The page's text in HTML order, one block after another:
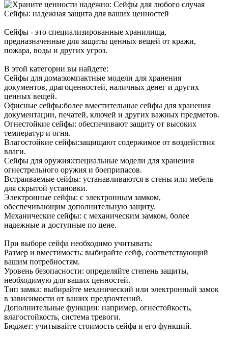
Сейфы: надежная защита для ваших ценностей
Сейфы - это специализированные хранилища,
предназначенные для защиты ценных вещей от кражи,
пожара, воды и других угроз.
В этой категории вы найдете:
Сейфы для дома:компактные модели для хранения
документов, драгоценностей, наличных денег и других
ценных вещей.
Офисные сейфы:более вместительные сейфы для хранения
документации, печатей, ключей и других важных предметов.
Огнестойкие сейфы: обеспечивают защиту от высоких
температур и огня.
Влагостойкие сейфы:защищают содержимое от воздействия
влаги.
Сейфы для оружия:специальные модели для хранения
огнестрельного оружия и боеприпасов.
Встраиваемые сейфы: устанавливаются в стены или мебель
для скрытой установки.
Электронные сейфы: с электронным замком,
обеспечивающим дополнительную защиту.
Механические сейфы: с механическим замком, более
надежные и доступные по цене.
При выборе сейфа необходимо учитывать:
Размер и вместимость: выбирайте сейф, соответствующий
вашим потребностям.
Уровень безопасности: определяйте степень защиты,
необходимую для ваших ценностей.
Тип замка: выбирайте механический или электронный замок
в зависимости от ваших предпочтений.
Дополнительные функции: например, огнестойкость,
влагостойкость, система тревоги.
Бюджет: учитывайте стоимость сейфа и его функций.